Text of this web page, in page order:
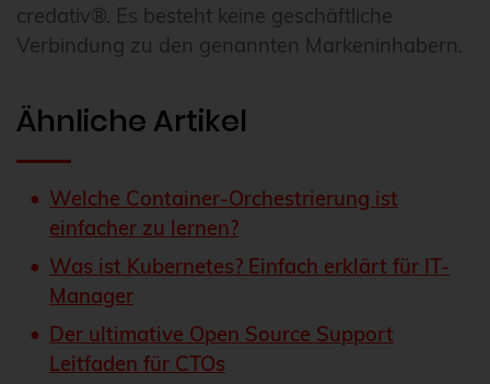
credativ®. Es besteht keine geschäftliche
Verbindung zu den genannten Markeninhabern.
Ähnliche Artikel
Welche Container-Orchestrierung ist
einfacher zu lernen?
Was ist Kubernetes? Einfach erklärt für IT-
Manager
Der ultimative Open Source Support
Leitfaden für CTOs